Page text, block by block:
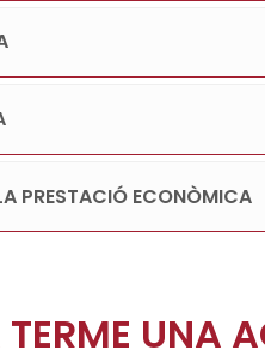
PRESTACIÓ ECONÒMICA
UNA